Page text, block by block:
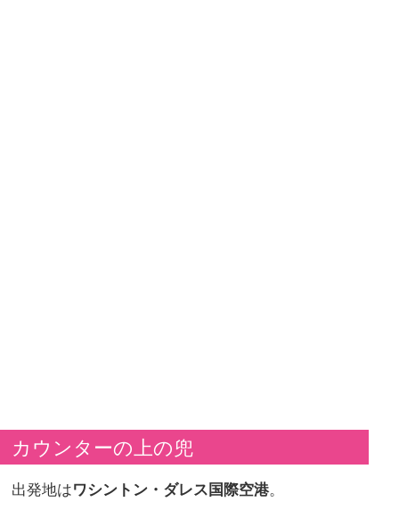
カウンターの上の兜
出発地はワシントン・ダレス国際空港。